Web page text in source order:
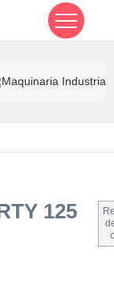
Maquinaria Industrial
125